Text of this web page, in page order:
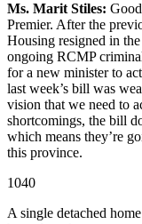
Ms. Marit Stiles:
Premier. After the
Housing resigned in
ongoing RCMP
for a new minister to
last week’s bill was
vision that we need to
shortcomings, the bill
which means they’re
this province.
1040
A single detached